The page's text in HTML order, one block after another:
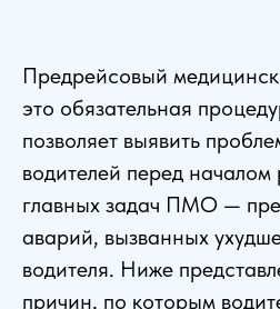
Предрейсовый
это обязательная
позволяет выявить
водителей перед
главных задач ПМО —
аварий, вызванных
водителя. Ниже
причин, по которым